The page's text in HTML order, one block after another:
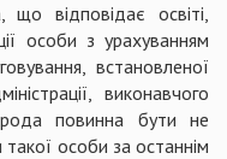
що відповідає освіті,
особи з урахуванням
встановленої
виконавчого
повинна бути не
особи за останнім